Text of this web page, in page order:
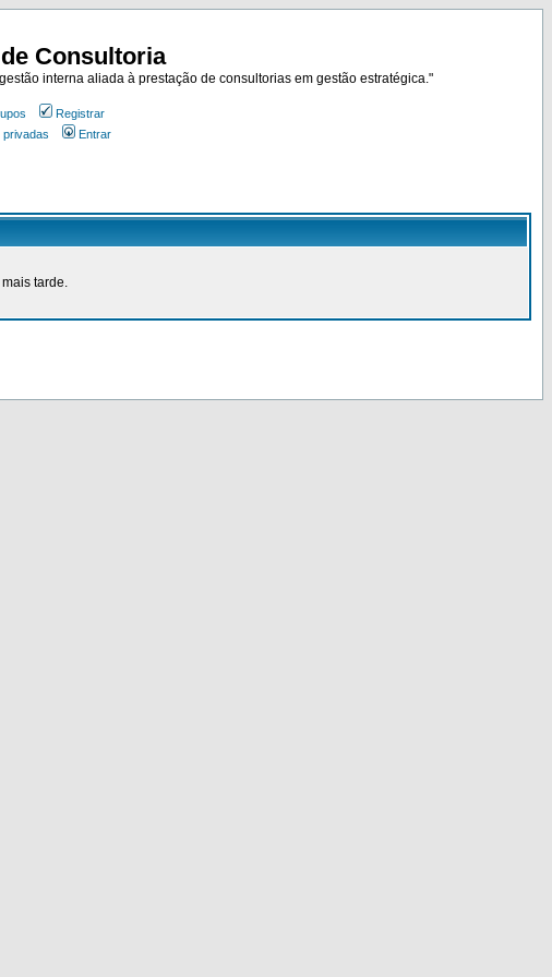
Consultoria
interna aliada à prestação de consultorias em gestão estratégica."
Registrar
privadas Entrar
tarde.